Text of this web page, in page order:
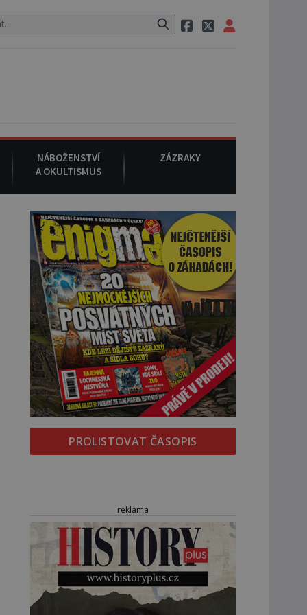
County pořizuje video, na kterém před jeho vozem po cestě
NÁBOŽENSTVÍ
A OKULTISMUS
ZÁZRAKY
PROLISTOVAT ČASOPIS
reklama